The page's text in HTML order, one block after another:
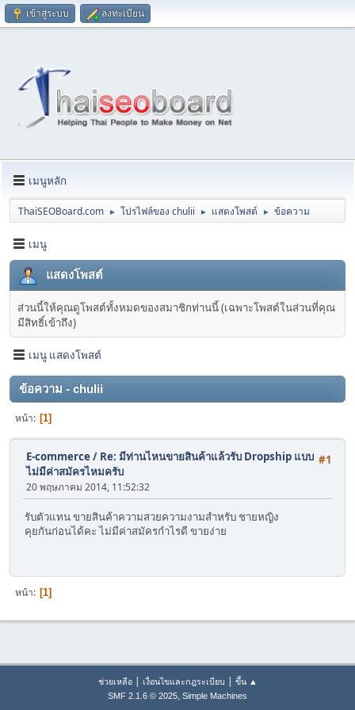
เข้าสู่ระบบ ลงทะเบียน
เมนูหลัก
ThaiSEOBoard.com ► โปรไฟล์ของ chulii ► แสดงโพสต์ ► ข้อความ
เมนู
แสดงโพสต์
ส่วนนี้ให้คุณดูโพสต์ทั้งหมดของสมาชิกท่านนี้ (เฉพาะโพสต์ในส่วนที่คุณ
มีสิทธิ์เข้าถึง)
เมนู แสดงโพสต์
ข้อความ - chulii
หน้า 1
#1
E-commerce/ Re: มีท่านไหนขายสินค้าแล้วรับ Dropship แบบ
ไม่มีค่าสมัครไหมครับ
20 พฤษภาคม 2014, 11:52:32
รับตัวแทน ขายสินค้าความสวยความงามสำหรับ ชายหญิง
คุยกันก่อนได้คะ ไม่มีค่าสมัครกำไรดี ขายง่าย
หน้า 1
ช่วยเหลือ| เงื่อนไขและกฎระเบียบ ขึ้น ▲
SMF 2.1.6 © 2025, Simple Machines